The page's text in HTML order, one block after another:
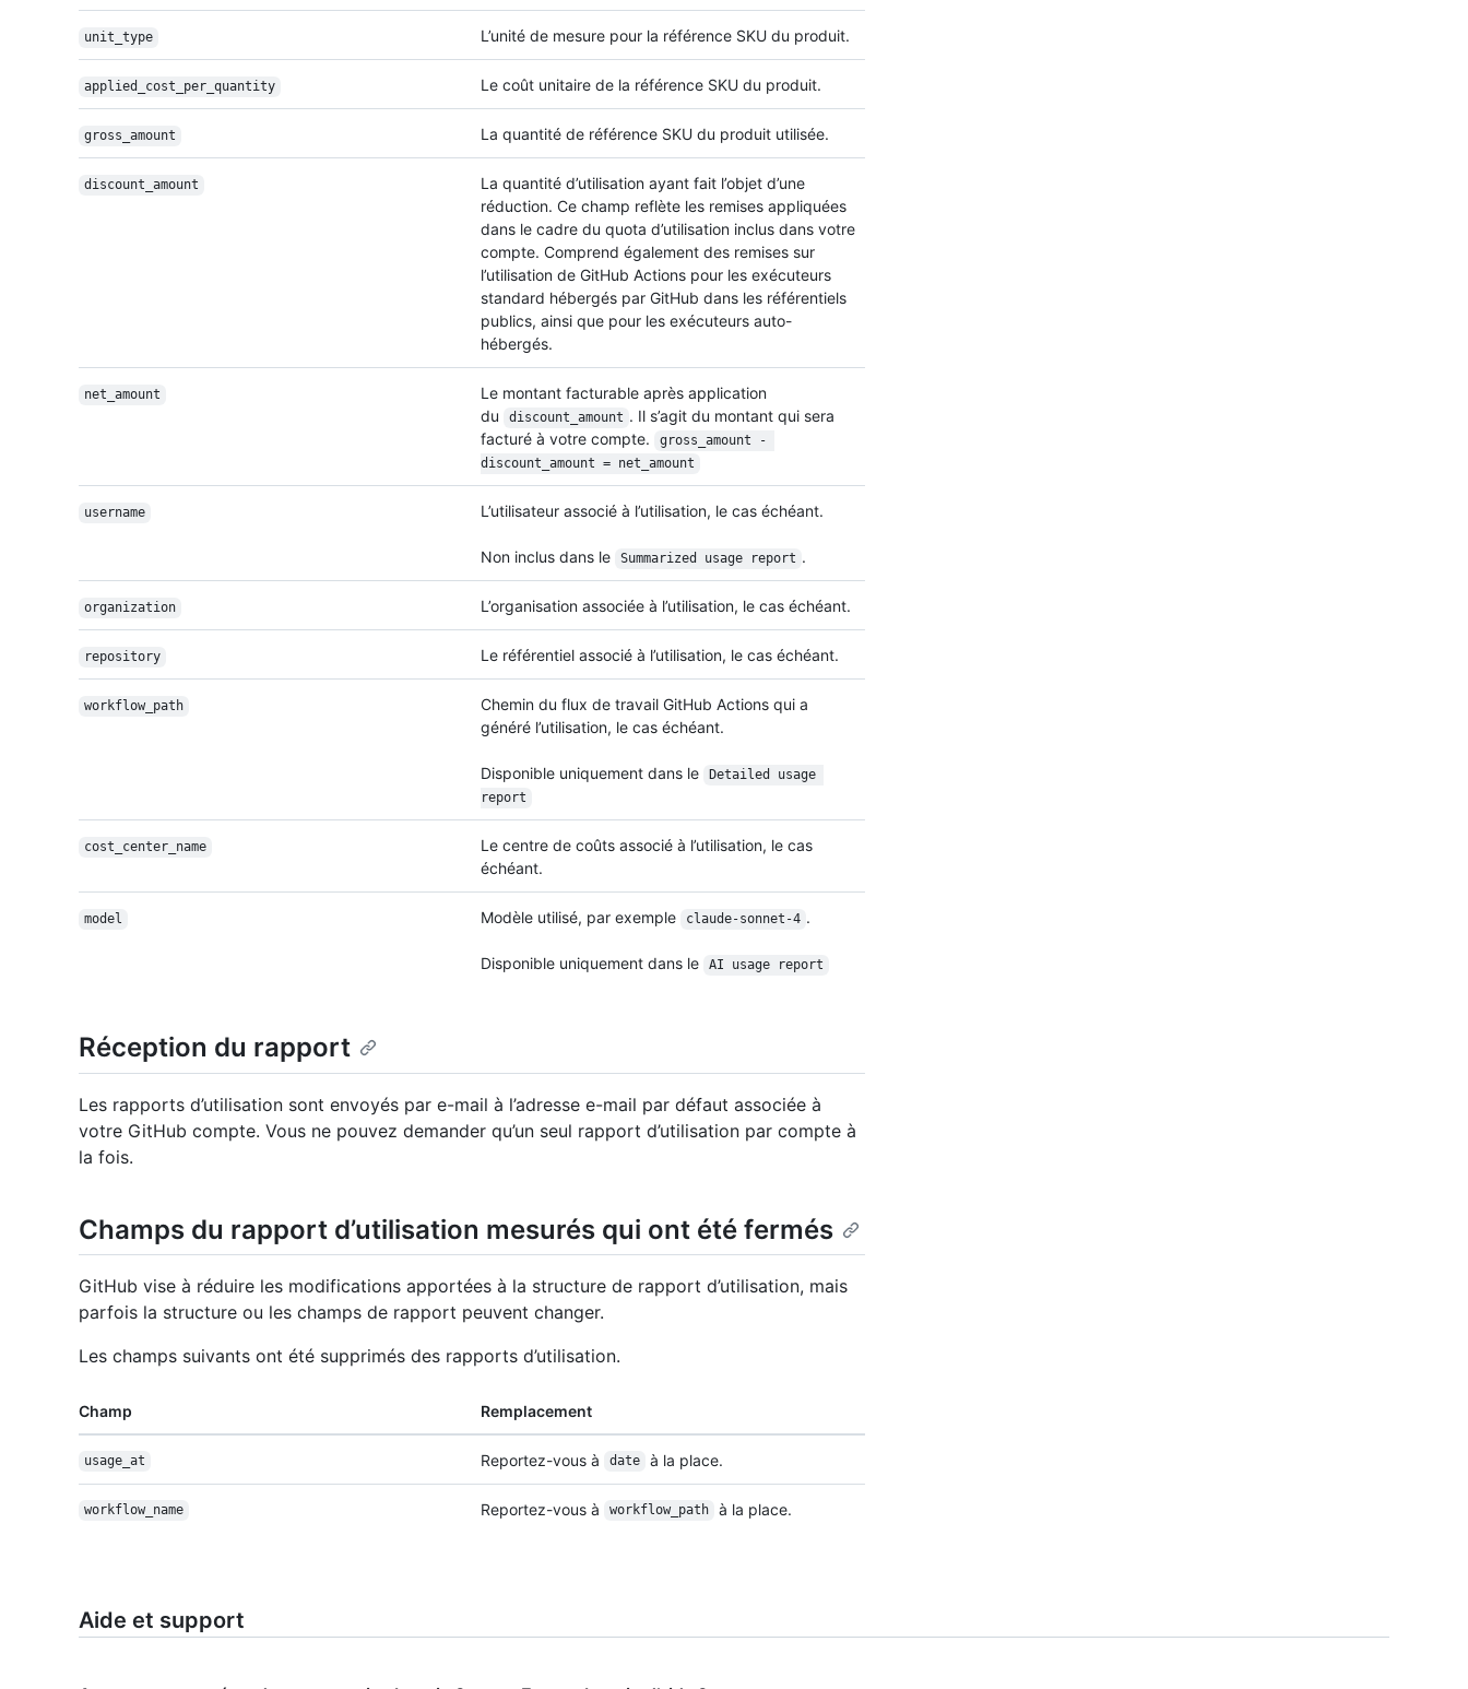
unit_type L’unité de mesure pour la référence SKU du produit.
applied_cost_ per_quantity Le coût unitaire de la référence SKU du produit.
gross_amount La quantité de référence SKU du produit utilisée.
discount_amount
La quantité d’utilisation ayant fait l’objet d’une
réduction. Ce champ reflète les remises appliquées
dans le cadre du quota d’utilisation inclus dans votre
compte. Comprend également des remises sur
l’utilisation de GitHub Actions pour les exécuteurs
standard hébergés par GitHub dans les référentiels
publics, ainsi que pour les exécuteurs auto-
hébergés.
net_amount
Le montant facturable après application
du
discount_amount . Il s’agit du montant qui sera
facturé à votre compte.
gross_amount -
discount_amount = net_amount
username L’utilisateur associé à l’utilisation, le cas échéant.
Non inclus dans le Summarized usage report .
organization L’organisation associée à l’utilisation, le cas échéant.
repository Le référentiel associé à l’utilisation, le cas échéant.
workflow_path
Chemin du flux de travail GitHub Actions qui a
généré l’utilisation, le cas échéant.
Disponible uniquement dans le
Detailed usage
report
cost_center_name
Le centre de coûts associé à l’utilisation, le cas
échéant.
model Modèle utilisé, par exemple claude-sonnet-4 .
Disponible uniquement dans le AI usage report
Réception du rapport
Les rapports d’utilisation sont envoyés par e-mail à l’adresse e-mail par défaut associée à
votre GitHub compte. Vous ne pouvez demander qu’un seul rapport d’utilisation par compte à
la fois.
Champs du rapport d’utilisation mesurés qui ont été fermés
GitHub vise à réduire les modifications apportées à la structure de rapport d’utilisation, mais
parfois la structure ou les champs de rapport peuvent changer.
Les champs suivants ont été supprimés des rapports d’utilisation.
Champ Remplacement
usage_at Reportez-vous à date à la place.
workflow_name Reportez-vous à workflow_path à la place.
Aide et support